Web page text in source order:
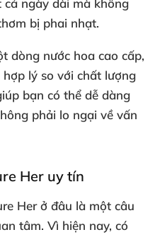
ngày dài mà không
bị phai nhạt.
dòng nước hoa cao cấp,
lý so với chất lượng
bạn có thể dễ dàng
phải lo ngại về vấn
Her uy tín
Her ở đâu là một câu
tâm. Vì hiện nay, có